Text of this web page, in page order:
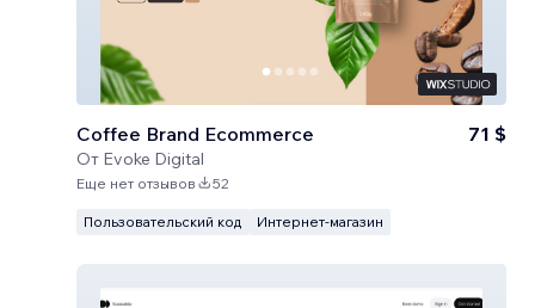
Coffee Brand Ecommerce
От Evoke Digital
71 $
Еще нет отзывов 52
Пользовательский код Интернет-магазин